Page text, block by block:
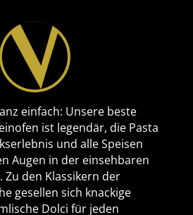
einfach: Unsere beste
ist legendär, die Pasta
und alle Speisen
Augen in der einsehbaren
Zu den Klassikern der
gesellen sich knackige
Dolci für jeden